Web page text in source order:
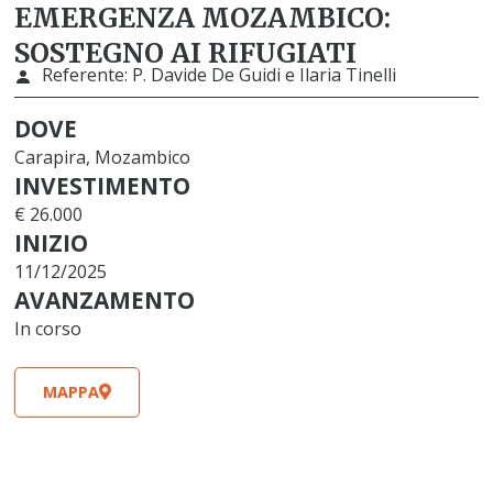
EMERGENZA MOZAMBICO:
SOSTEGNO AI RIFUGIATI
Referente: P. Davide De Guidi e Ilaria Tinelli
DOVE
Carapira, Mozambico
INVESTIMENTO
€ 26.000
INIZIO
11/12/2025
AVANZAMENTO
In corso
MAPPA